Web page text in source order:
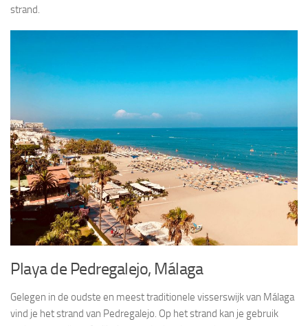
strand.
Playa de Pedregalejo, Málaga
Gelegen in de oudste en meest traditionele visserswijk van Málaga
vind je het strand van Pedregalejo. Op het strand kan je gebruik